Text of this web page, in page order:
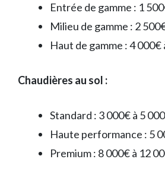
Entrée de gamme : 1
Milieu de gamme : 2
Haut de gamme : 4 000€
Chaudières au sol :
Standard : 3 000€ à 5
Haute performance : 5
Premium : 8 000€ à 12